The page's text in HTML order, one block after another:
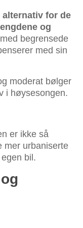
for de
og
med begrensede
med sin
moderat bølger
i høysesongen.
er ikke så
mer urbaniserte
bil.